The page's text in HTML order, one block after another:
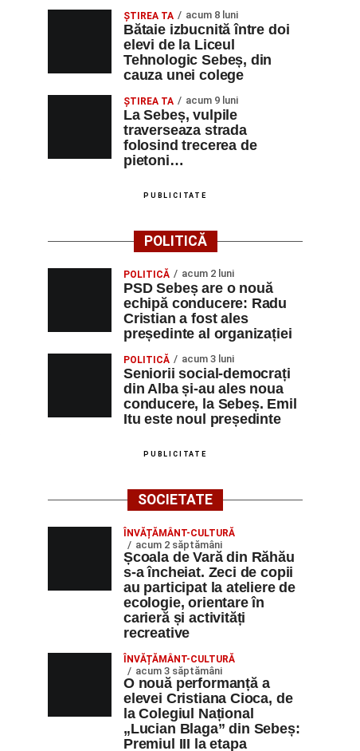
ŞTIREA TA acum 8 luni
Bătaie izbucnită între doi
elevi de la Liceul
Tehnologic Sebeș, din
cauza unei colege
ŞTIREA TA acum 9 luni
La Sebeș, vulpile
traverseaza strada
folosind trecerea de
pietoni…
PUBLICITATE
POLITICĂ
POLITICĂ acum 2 luni
PSD Sebeș are o nouă
echipă conducere: Radu
Cristian a fost ales
președinte al organizației
POLITICĂ acum 3 luni
Seniorii social-democrați
din Alba și-au ales noua
conducere, la Sebeș. Emil
Itu este noul președinte
PUBLICITATE
SOCIETATE
ÎNVĂȚĂMÂNT-CULTURĂ
acum 2 săptămâni
Școala de Vară din Răhău
s-a încheiat. Zeci de copii
au participat la ateliere de
ecologie, orientare în
carieră și activități
recreative
ÎNVĂȚĂMÂNT-CULTURĂ
acum 3 săptămâni
O nouă performanță a
elevei Cristiana Cioca, de
la Colegiul Național
„Lucian Blaga” din Sebeș:
Premiul III la etapa